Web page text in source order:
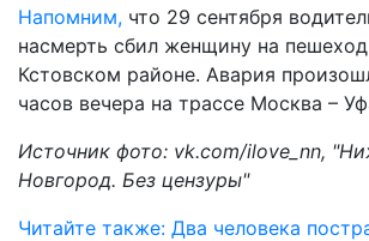
Напомним, что 29 сентября
насмерть сбил женщину на
Кстовском районе. Авария
часов вечера на трассе Москва –
Источник фото: vk.com/ilove_nn,
Новгород. Без цензуры"
Читайте также: Два человека